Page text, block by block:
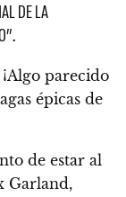
DE LA
¡Algo parecido
épicas de
de estar al
Garland,